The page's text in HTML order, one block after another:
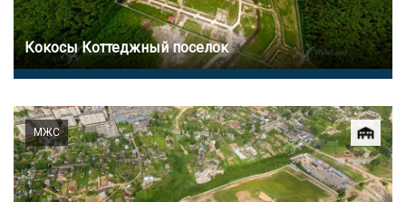
Кокосы Коттеджный поселок
МЖС